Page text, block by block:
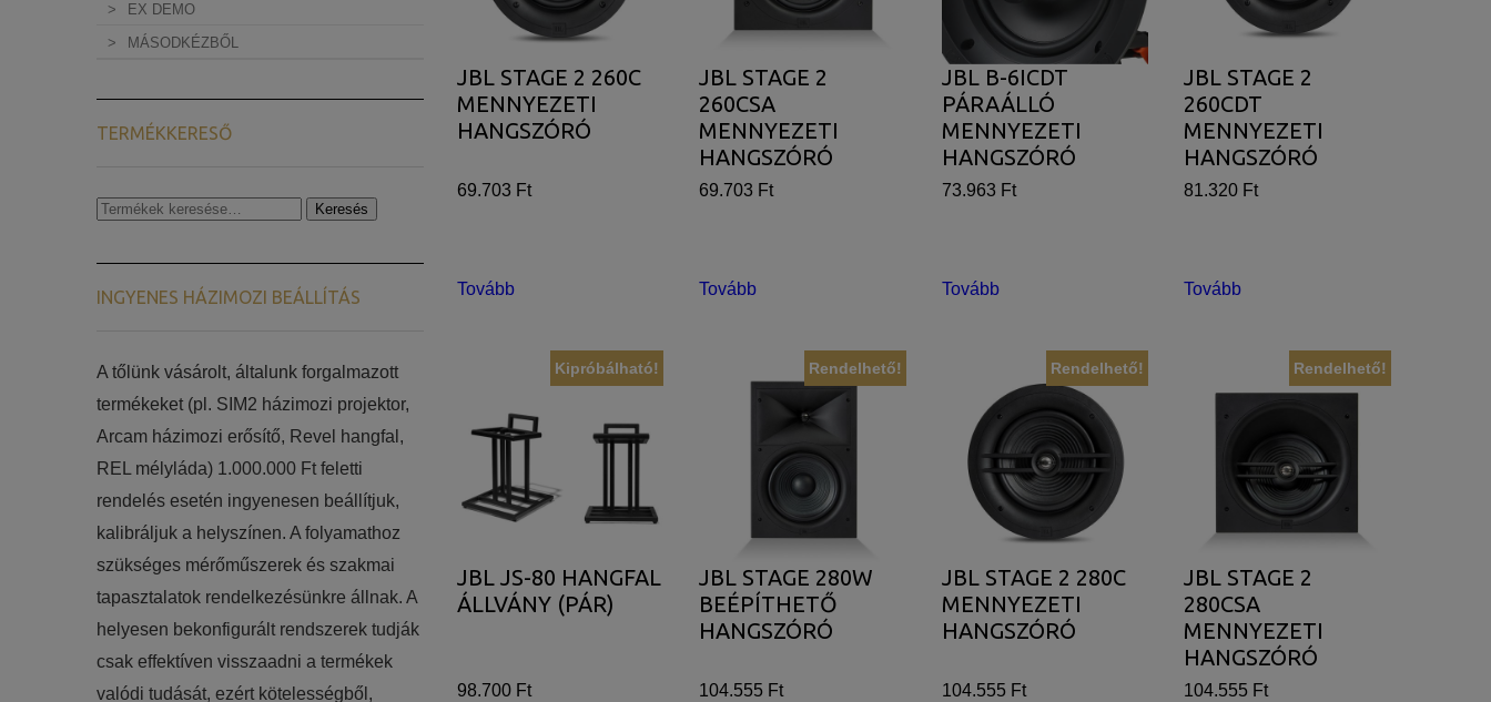
JBL STAGE 2 260C
MENNYEZETI
HANGSZÓRÓ
69.703 Ft
Tovább
JBL STAGE 2
260CSA
MENNYEZETI
HANGSZÓRÓ
69.703 Ft
Tovább
JBL B-6ICDT
PÁRAÁLLÓ
MENNYEZETI
HANGSZÓRÓ
73.963 Ft
Tovább
JBL STAGE 2
260CDT
MENNYEZETI
HANGSZÓRÓ
81.320 Ft
Tovább
Kipróbálható!
JBL JS-80 HANGFAL
ÁLLVÁNY (PÁR)
98.700 Ft
Rendelhető!
JBL STAGE 280W
BEÉPÍTHETŐ
HANGSZÓRÓ
104.555 Ft
Rendelhető!
JBL STAGE 2 280C
MENNYEZETI
HANGSZÓRÓ
104.555 Ft
Rendelhető!
JBL STAGE 2
280CSA
MENNYEZETI
HANGSZÓRÓ
104.555 Ft
EX DEMO
MÁSODKÉZBŐL
TERMÉKKERESŐ
Keresés
Keresés
INGYENES HÁZIMOZI BEÁLLÍTÁS
​​A tőlünk vásárolt, általunk forgalmazott
termékeket (pl. SIM2 házimozi projektor,
Arcam házimozi erősítő, Revel hangfal,
REL mélyláda) 1.000.000 Ft feletti
rendelés esetén ingyenesen beállítjuk,
kalibráljuk a helyszínen. A folyamathoz
szükséges mérőműszerek és szakmai
tapasztalatok rendelkezésünkre állnak. A
helyesen bekonfigurált rendszerek tudják
csak effektíven visszaadni a termékek
valódi tudását, ezért kötelességből,